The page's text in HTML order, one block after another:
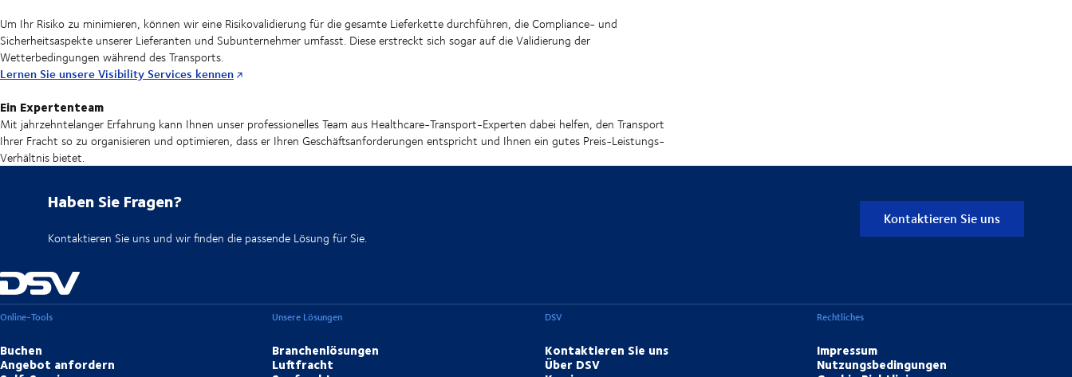
Um Ihr Risiko zu minimieren, können wir eine Risikovalidierung für die gesamte Lieferkette durchführen, die Compliance- und
Sicherheitsaspekte unserer Lieferanten und Subunternehmer umfasst. Diese erstreckt sich sogar auf die Validierung der
Wetterbedingungen während des Transports.
Lernen Sie unsere Visibility Services kennen
Ein Expertenteam
Mit jahrzehntelanger Erfahrung kann Ihnen unser professionelles Team aus Healthcare-Transport-Experten dabei helfen, den Transport
Ihrer Fracht so zu organisieren und optimieren, dass er Ihren Geschäftsanforderungen entspricht und Ihnen ein gutes Preis-Leistungs-
Verhältnis bietet.
Haben Sie Fragen?
Kontaktieren Sie uns und wir finden die passende Lösung für Sie.
Kontaktieren Sie uns
Online-Tools
Buchen
Angebot anfordern
Unsere Lösungen
Branchenlösungen
Luftfracht
DSV
Kontaktieren Sie uns
Über DSV
Rechtliches
Impressum
Nutzungsbedingungen